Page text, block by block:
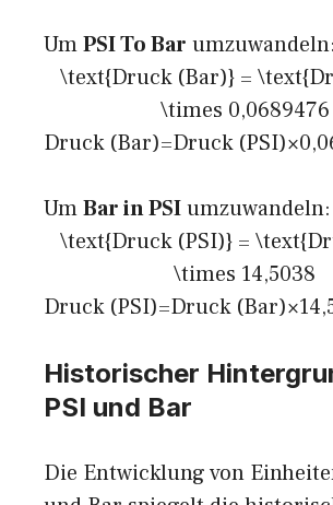
UmPSI To Bar umzuwandeln:
\text{Druck (Bar)} =
\times 0,0689476
Druck (Bar)=Druck
UmBar in PSIumzuwandeln:
\text{Druck (PSI)} =
\times 14,5038
Druck (PSI)=Druck
Historischer
PSI und Bar
Die Entwicklung von